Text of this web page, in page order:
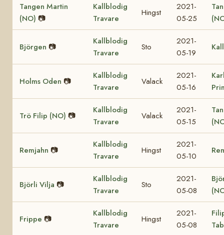
Tangen Martin
(NO) 📷
Kallblodig
Travare
Hingst
2021-
05-25
Björgen 📷
Kallblodig
Travare
Sto
2021-
05-19
Holms Oden 📷
Kallblodig
Travare
Valack
2021-
05-16
Trö Filip (NO) 📷
Kallblodig
Travare
Valack
2021-
05-15
Remjahn 📷
Kallblodig
Travare
Hingst
2021-
05-10
Björli Vilja 📷
Kallblodig
Travare
Sto
2021-
05-08
Frippe 📷
Kallblodig
Travare
Hingst
2021-
05-08